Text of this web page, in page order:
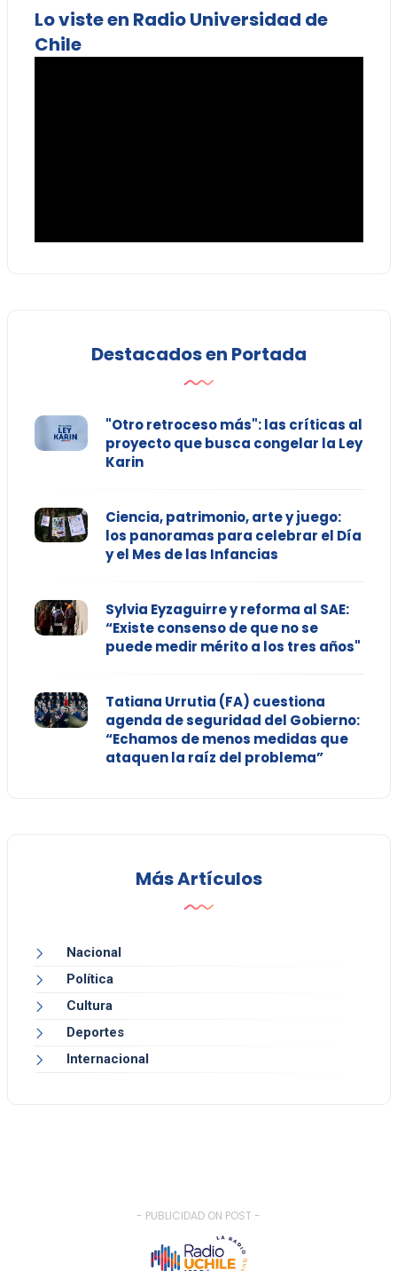
Lo viste en Radio Universidad de
Chile
Destacados en Portada
"Otro retroceso más": las críticas al
proyecto que busca congelar la Ley
Karin
Ciencia, patrimonio, arte y juego:
los panoramas para celebrar el Día
y el Mes de las Infancias
Sylvia Eyzaguirre y reforma al SAE:
“Existe consenso de que no se
puede medir mérito a los tres años"
Tatiana Urrutia (FA) cuestiona
agenda de seguridad del Gobierno:
“Echamos de menos medidas que
ataquen la raíz del problema”
Más Artículos
Nacional
Política
Cultura
Deportes
Internacional
- PUBLICIDAD ON POST -